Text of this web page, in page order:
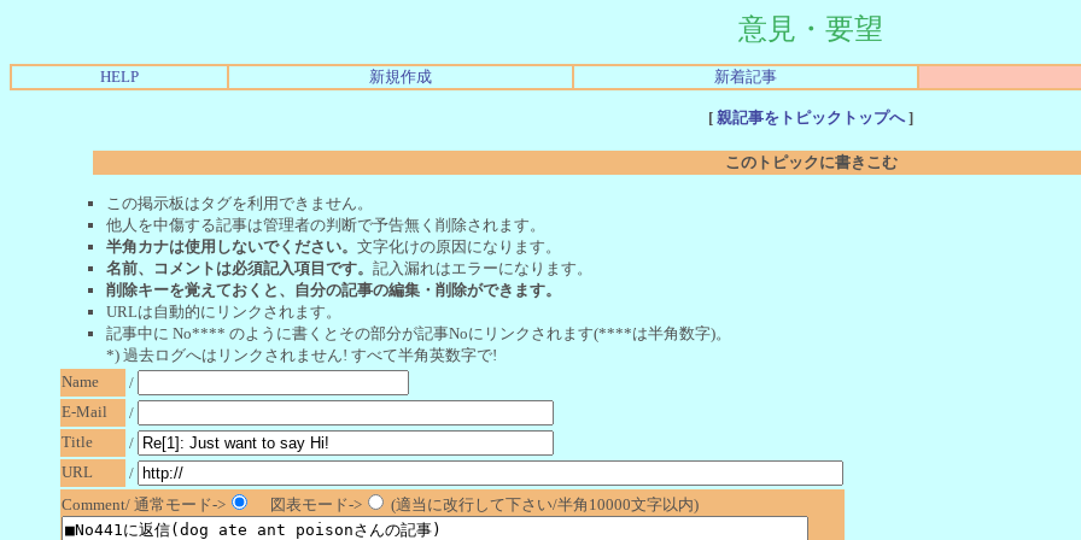
意見・要望
HELP 新規作成 新着記事
[ 親記事をトピックトップへ]
このトピックに書きこむ
この掲示板はタグを利用できません。
他人を中傷する記事は管理者の判断で予告無く削除されます。
半角カナは使用しないでください。 文字化けの原因になります。
名前、コメントは必須記入項目です。 記入漏れはエラーになります。
削除キーを覚えておくと、自分の記事の編集・削除ができます。
URLは自動的にリンクされます。
記事中に No**** のように書くとその部分が記事Noにリンクされます(****は半角数字)。
*) 過去ログへはリンクされません! すべて半角英数字で!
Name
/
E-Mail
/
Title
/
URL
/
Comment/ 通常モード->
図表モード-> (適当に改行して下さい/半角10000文字以内)